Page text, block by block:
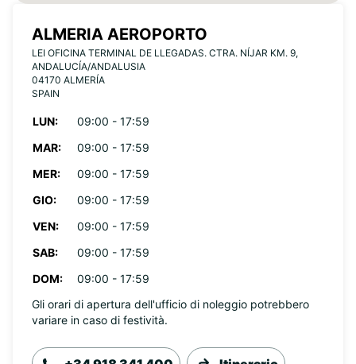
ALMERIA AEROPORTO
LEI OFICINA TERMINAL DE LLEGADAS. CTRA. NÍJAR KM. 9,
ANDALUCÍA/ANDALUSIA
04170 ALMERÍA
SPAIN
LUN:
09:00 - 17:59
MAR:
09:00 - 17:59
MER:
09:00 - 17:59
GIO:
09:00 - 17:59
VEN:
09:00 - 17:59
SAB:
09:00 - 17:59
DOM:
09:00 - 17:59
Gli orari di apertura dell'ufficio di noleggio potrebbero
variare in caso di festività.